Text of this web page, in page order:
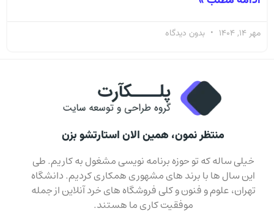
مهر 14, 1404 بدون دیدگاه
منتظر نمون، همین الان استارتشو بزن
خیلی ساله که تو حوزه برنامه نویسی مشغول به کاریم. طی
این سال ها با برند های مشهوری همکاری کردیم. دانشگاه
تهران، علوم و فنون و کلی فروشگاه های خرد آنلاین از جمله
موفقیت کاری ما هستند.